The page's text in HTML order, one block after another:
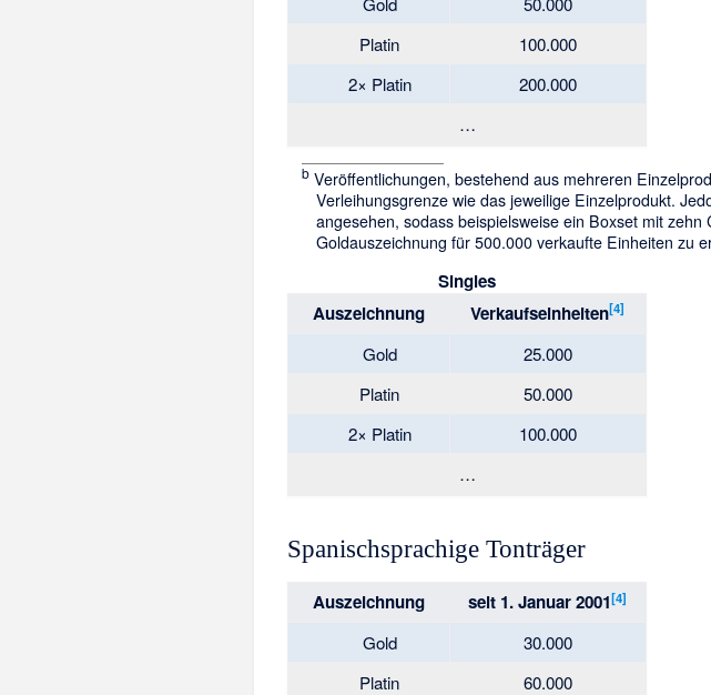
Platin
100.000
2× Platin
200.000
…
b Veröffentlichungen, bestehend aus mehreren
Verleihungsgrenze wie das jeweilige Einzelprodukt.
angesehen, sodass beispielsweise ein Boxset mit
Goldauszeichnung für 500.000 verkaufte Einheiten zu
Singles
Auszeichnung
Verkaufseinheiten[4]
Gold
25.000
Platin
50.000
2× Platin
100.000
…
Spanischsprachige Tonträger
Auszeichnung seit 1. Januar 2001[4]
Gold
30.000
Platin
60.000